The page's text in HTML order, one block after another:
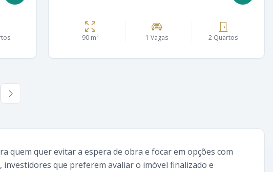
90 m² 1 Vagas 2 Quartos
quem quer evitar a espera de obra e focar em opções com
que preferem avaliar o imóvel finalizado e